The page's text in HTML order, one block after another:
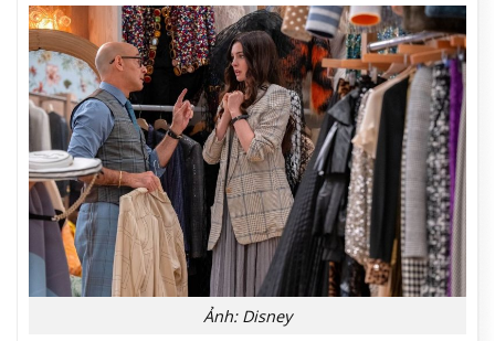
Ảnh: Disney